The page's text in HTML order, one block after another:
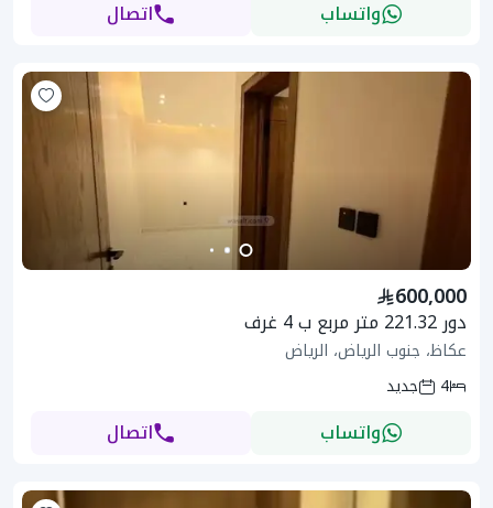
واتساب اتصال
600,000
دور 221.32 متر مربع ب 4 غرف
عكاظ، جنوب الرياض، الرياض
4
جديد
واتساب اتصال